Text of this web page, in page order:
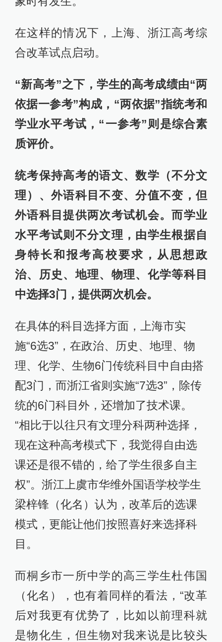
在这样的情况下，上海、浙江高考综
合改革试点启动。
“新高考”之下，学生的高考成绩由“两
依据一参考”构成，“两依据”指统考和
学业水平考试，“一参考”则是综合素
质评价。
统考保持高考的语文、数学（不分文
理）、外语科目不变、分值不变，但
外语科目提供两次考试机会。而学业
水平考试则不分文理，由学生根据自
身特长和报考高校要求，从思想政
治、历史、地理、物理、化学等科目
中选择3门，提供两次机会。
在具体的科目选择方面，上海市实
施“6选3”，在政治、历史、地理、物
理、化学、生物6门传统科目中自由搭
配3门，而浙江省则实施“7选3”，除传
统的6门科目外，还增加了技术课。
“相比于以往只有文理分科两种选择，
现在这种高考模式下，我觉得自由选
课还是很不错的，给了学生很多自主
权”。浙江上虞市华维外国语学校学生
梁梓锋（化名）认为，改革后的选课
模式，更能让他们按照喜好来选择科
目。
而桐乡市一所中学的高三学生杜伟国
（化名），也有着同样的看法，“改革
后对我更有优势了，比如以前理科就
是物化生，但生物对我来说是比较头